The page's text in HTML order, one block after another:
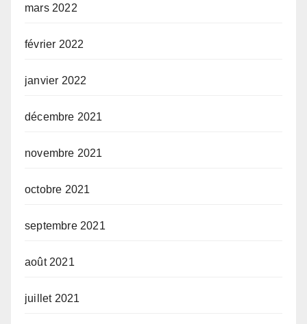
mars 2022
février 2022
janvier 2022
décembre 2021
novembre 2021
octobre 2021
septembre 2021
août 2021
juillet 2021